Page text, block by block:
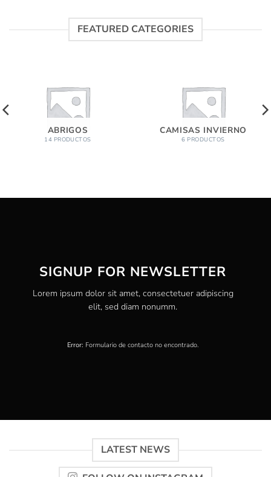
FEATURED CATEGORIES
ABRIGOS
14 PRODUCTOS
CAMISAS INVIERNO
6 PRODUCTOS
SIGNUP FOR NEWSLETTER
Lorem ipsum dolor sit amet, consectetuer adipiscing
elit, sed diam nonumm.
Error: Formulario de contacto no encontrado.
LATEST NEWS